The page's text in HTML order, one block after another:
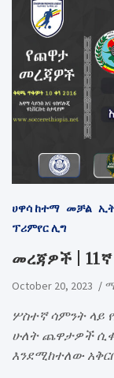
ሀዋሳ ከተማ መቻል
ፕሪምየር ሊግ
መረጃዎች |
October 20, 2023
ሦስተኛ ሳምንት ላይ
ሁለት ጨዋታዎች
እንደሚከተለው